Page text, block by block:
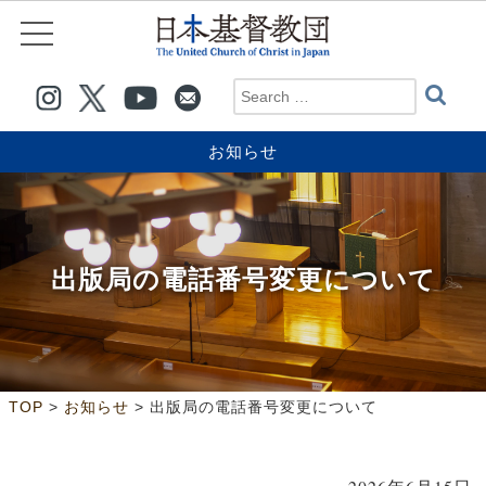
お知らせ
出版局の電話番号変更について
TOP > お知らせ > 出版局の電話番号変更について